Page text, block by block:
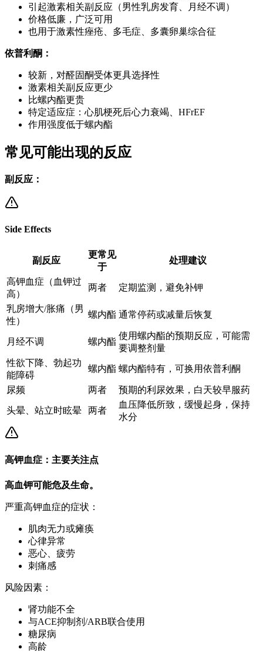
引起激素相关副反应（男性乳房发育、月经不调）
价格低廉，广泛可用
也用于激素性痤疮、多毛症、多囊卵巢综合征
依普利酮：
较新，对醛固酮受体更具选择性
激素相关副反应更少
比螺内酯更贵
特定适应症：心肌梗死后心力衰竭、HFrEF
作用强度低于螺内酯
常见可能出现的反应
副反应：
Side Effects
副反应
更常见
于
处理建议
高钾血症（血钾过
高）
两者 定期监测，避免补钾
乳房增大/胀痛（男
性）
螺内酯 通常停药或减量后恢复
月经不调 螺内酯
使用螺内酯的预期反应，可能需
要调整剂量
性欲下降、勃起功
能障碍
螺内酯 螺内酯特有，可换用依普利酮
尿频 两者 预期的利尿效果，白天较早服药
头晕、站立时眩晕 两者
血压降低所致，缓慢起身，保持
水分
高钾血症：主要关注点
高血钾可能危及生命。
严重高钾血症的症状：
肌肉无力或瘫痪
心律异常
恶心、疲劳
刺痛感
风险因素：
肾功能不全
与ACE抑制剂/ARB联合使用
糖尿病
高龄